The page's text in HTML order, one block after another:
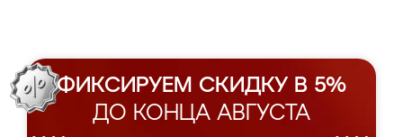
ФИКСИРУЕМ СКИДКУ В 5%
ДО КОНЦА АВГУСТА